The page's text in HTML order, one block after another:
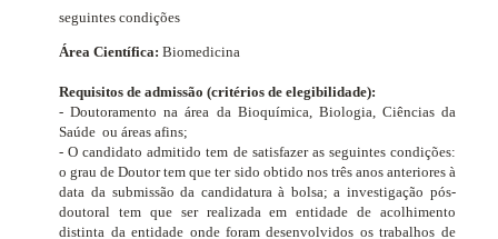
seguintes condições
Área Científica: Biomedicina
Requisitos de admissão (critérios de elegibilidade):
- Doutoramento na área da Bioquímica, Biologia, Ciências da
Saúde ou áreas afins;
- O candidato admitido tem de satisfazer as seguintes condições:
o grau de Doutor tem que ter sido obtido nos três anos anteriores à
data da submissão da candidatura à bolsa; a investigação pós-
doutoral tem que ser realizada em entidade de acolhimento
distinta da entidade onde foram desenvolvidos os trabalhos de